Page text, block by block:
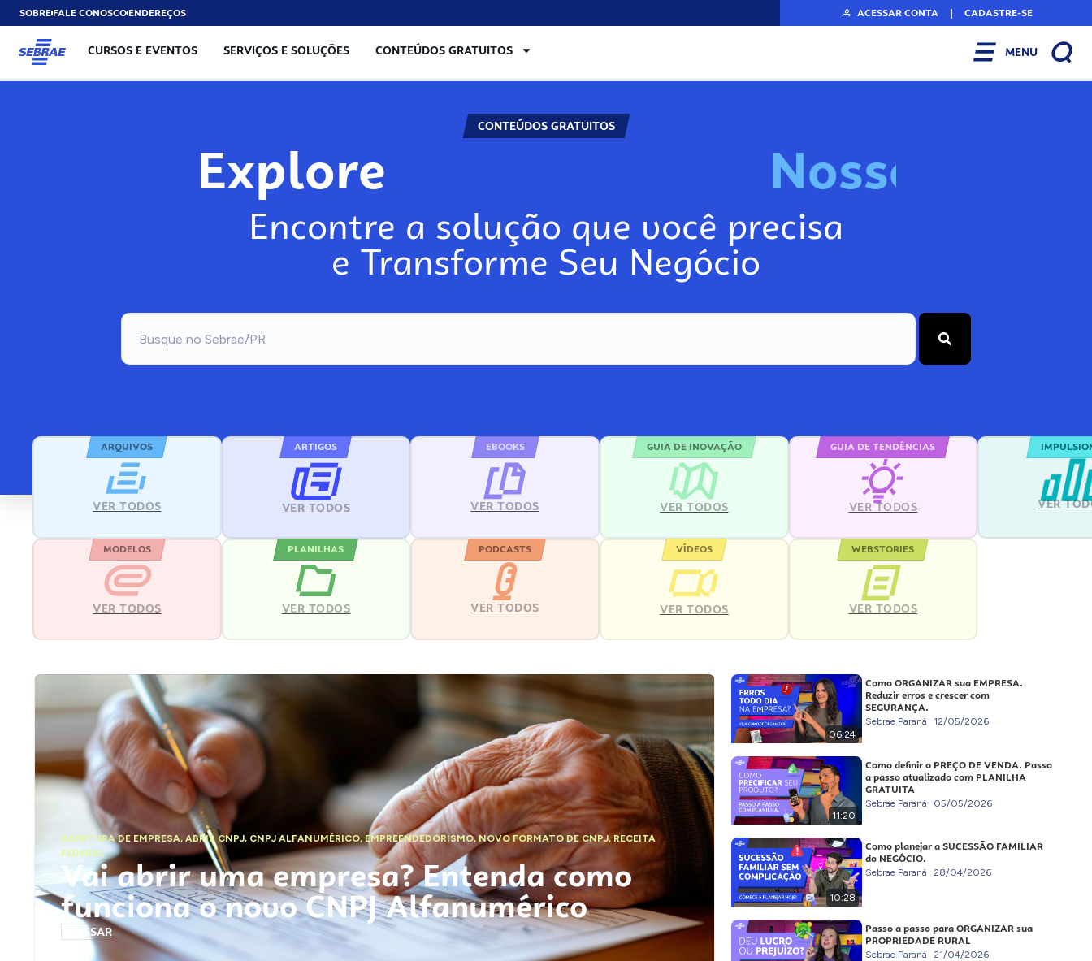
SOBREFALE CONOSCOENDEREÇOS ACESSAR CONTA | CADASTRE-SE
CURSOS E EVENTOS SERVIÇOS E SOLUÇÕES CONTEÚDOS GRATUITOS MENU
CONTEÚDOS GRATUITOS
Explore Nosso
Encontre a solução que você precisa
e Transforme Seu Negócio
ARQUIVOS
VER TODOS
ARTIGOS
VER TODOS
EBOOKS
VER TODOS
GUIA DE INOVAÇÃO
VER TODOS
GUIA DE TENDÊNCIAS
VER TODOS VER
MODELOS
VER TODOS
PLANILHAS
VER TODOS
PODCASTS
VER TODOS
VÍDEOS
VER TODOS
WEBSTORIES
VER TODOS
ABERTURA DE EMPRESA,ABRIR CNPJ, CNPJ ALFANUMÉRICO, EMPREENDEDORISMO,NOVO FORMATO DE CNPJ,RECEITA
FEDERAL
Vai abrir uma empresa? Entenda como
funciona o novo CNPJ Alfanumérico
ACESSAR
06:24
Como ORGANIZAR sua EMPRESA.
Reduzir erros e crescer com
SEGURANÇA.
Sebrae Paraná 12/05/2026
11:20
Como definir o PREÇO DE VENDA. Passo
a passo atualizado com PLANILHA
GRATUITA
Sebrae Paraná 05/05/2026
10:28
Como planejar a SUCESSÃO FAMILIAR
do NEGÓCIO.
Sebrae Paraná 28/04/2026
Passo a passo para ORGANIZAR sua
PROPRIEDADE RURAL
Sebrae Paraná 21/04/2026